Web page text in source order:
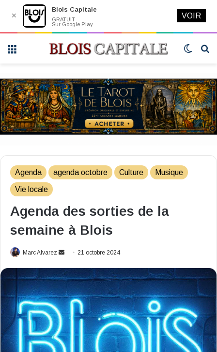
Switch
Agenda agenda octobre Culture Musique
Vie locale
Agenda des sorties de la
semaine à Blois
Marc Alvarez
Envoyer
courriel
21 octobre 2024
✕
Blois Capitale
GRATUIT
Sur Google Play
VOIR